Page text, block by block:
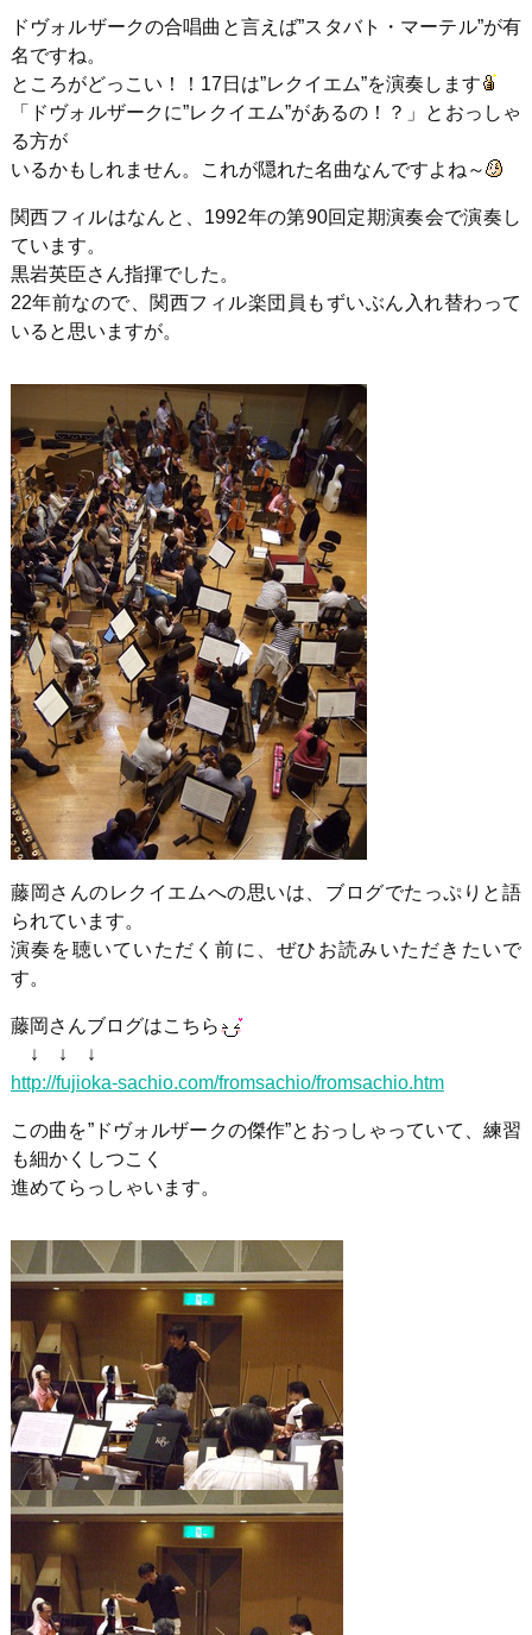
ドヴォルザークの合唱曲と言えば”スタバト・マーテル”が有
名ですね。
ところがどっこい！！17日は”レクイエム”を演奏します
「ドヴォルザークに”レクイエム”があるの！？」とおっしゃ
る方が
いるかもしれません。これが隠れた名曲なんですよね～
関西フィルはなんと、1992年の第90回定期演奏会で演奏し
ています。
黒岩英臣さん指揮でした。
22年前なので、関西フィル楽団員もずいぶん入れ替わって
いると思いますが。
藤岡さんのレクイエムへの思いは、ブログでたっぷりと語
られています。
演奏を聴いていただく前に、ぜひお読みいただきたいで
す。
藤岡さんブログはこちら
↓ ↓ ↓
http://fujioka-sachio.com/fromsachio/fromsachio.htm
この曲を”ドヴォルザークの傑作”とおっしゃっていて、練習
も細かくしつこく
進めてらっしゃいます。